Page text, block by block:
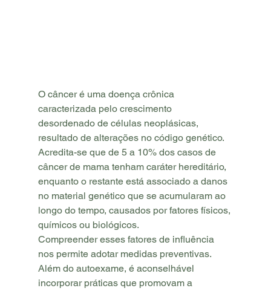
O câncer é uma doença crônica
caracterizada pelo crescimento
desordenado de células neoplásicas,
resultado de alterações no código genético.
Acredita-se que de 5 a 10% dos casos de
câncer de mama tenham caráter hereditário,
enquanto o restante está associado a danos
no material genético que se acumularam ao
longo do tempo, causados por fatores físicos,
químicos ou biológicos.
Compreender esses fatores de influência
nos permite adotar medidas preventivas.
Além do autoexame, é aconselhável
incorporar práticas que promovam a